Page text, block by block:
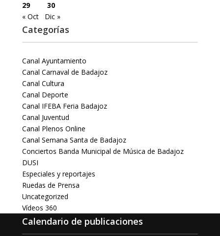
29
30
« Oct
Dic »
Categorías
Canal Ayuntamiento
Canal Carnaval de Badajoz
Canal Cultura
Canal Deporte
Canal IFEBA Feria Badajoz
Canal Juventud
Canal Plenos Online
Canal Semana Santa de Badajoz
Conciertos Banda Municipal de Música de Badajoz
DUSI
Especiales y reportajes
Ruedas de Prensa
Uncategorized
Vídeos 360
Calendario de publicaciones